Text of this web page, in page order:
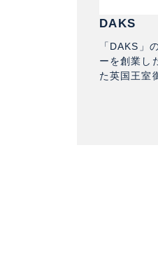
DAKS
「DAKS」
ーを創業し
た英国王室